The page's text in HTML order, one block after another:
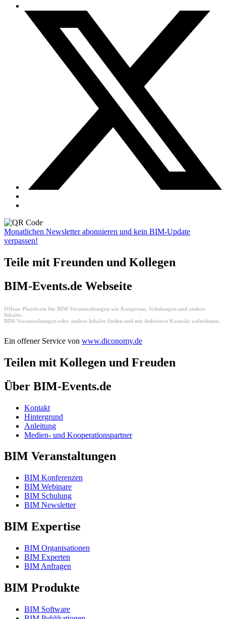
Monatlichen Newsletter abonnieren und kein BIM-Update
verpassen!
Teile mit Freunden und Kollegen
BIM-Events.de Webseite
Offene Plattform für BIM-Veranstaltungen wie Kongresse, Schulungen und andere
Inhalte.
BIM-Veranstaltungen oder andere Inhalte finden und mit Anbietern Kontakt aufnehmen.
Ein offener Service von www.diconomy.de
Teilen mit Kollegen und Freuden
Über BIM-Events.de
Kontakt
Hintergrund
Anleitung
Medien- und Kooperationspartner
BIM Veranstaltungen
BIM Konferenzen
BIM Webinare
BIM Schulung
BIM Newsletter
BIM Expertise
BIM Organisationen
BIM Experten
BIM Anfragen
BIM Produkte
BIM Software